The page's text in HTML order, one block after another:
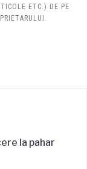
ETC.) DE PE
la pahar